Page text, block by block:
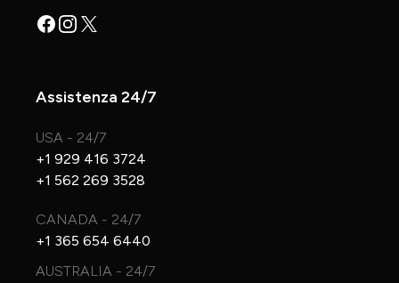
Facebook
Instagram
X
Assistenza 24/7
USA - 24/7
+1 929 416 3724
+1 562 269 3528
CANADA - 24/7
+1 365 654 6440
AUSTRALIA - 24/7